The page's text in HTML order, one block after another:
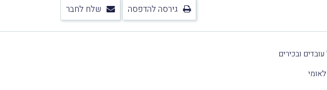
גירסה להדפסה שלח לחבר
ובכירים